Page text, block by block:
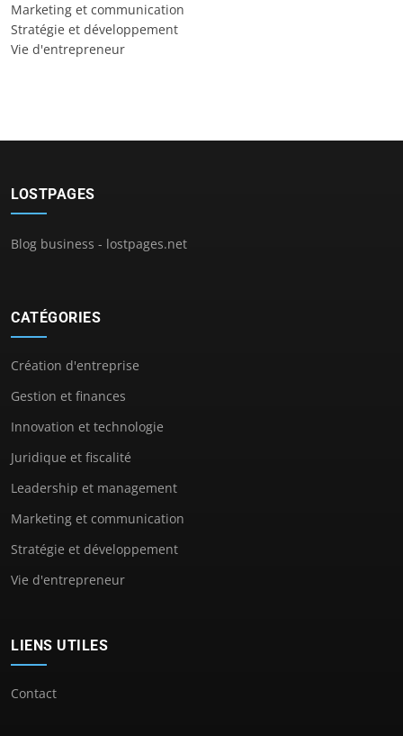
Marketing et communication
Stratégie et développement
Vie d'entrepreneur
LOSTPAGES
Blog business - lostpages.net
CATÉGORIES
Création d'entreprise
Gestion et finances
Innovation et technologie
Juridique et fiscalité
Leadership et management
Marketing et communication
Stratégie et développement
Vie d'entrepreneur
LIENS UTILES
Contact